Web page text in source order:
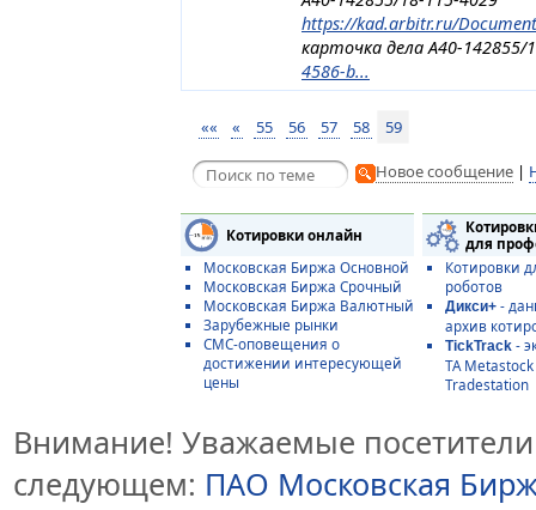
https://kad.arbitr.ru/
карточка дела А40-142855/
4586-b...
«« « 55 56 57 58 59
Новое сообщение|
Котировки онлайн
для
Московская Биржа Основной
Московская Биржа Срочный
Московская Биржа Валютный
Зарубежные рынки
СМС-оповещения о
достижении интересующей
цены
Котировки
роботов
Дикси+-
архив
TickTrack-
ТА
Tradestation
Внимание! Уважаемые
следующем: ПАО Московская